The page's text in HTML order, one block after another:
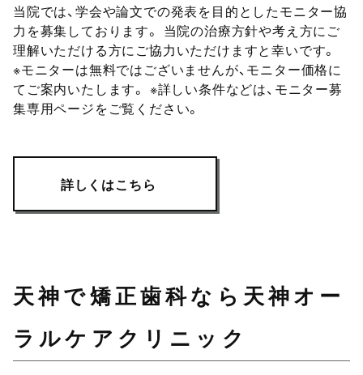
当院では、学会や論文での発表を目的としたモニター協
力を募集しております。 当院の治療方針や考え方にご
理解いただける方にご協力いただけますと幸いです。
※モニターは無料ではございませんが、モニター価格に
てご案内いたします。 ※詳しい条件などは、モニター募
集専用ページをご覧ください。
詳しくはこちら
天神で矯正歯科なら天神オー
ラルケアクリニック